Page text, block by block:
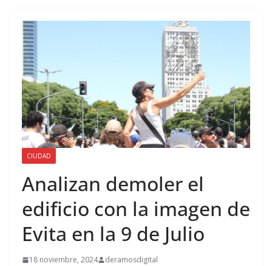
CIUDAD
Analizan demoler el
edificio con la imagen de
Evita en la 9 de Julio
18 noviembre, 2024 deramosdigital